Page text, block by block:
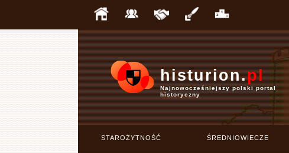
histurion.pl
Najnowocześniejszy polski portal
historyczny
STAROŻYTNOŚĆ ŚREDNIOWIECZE